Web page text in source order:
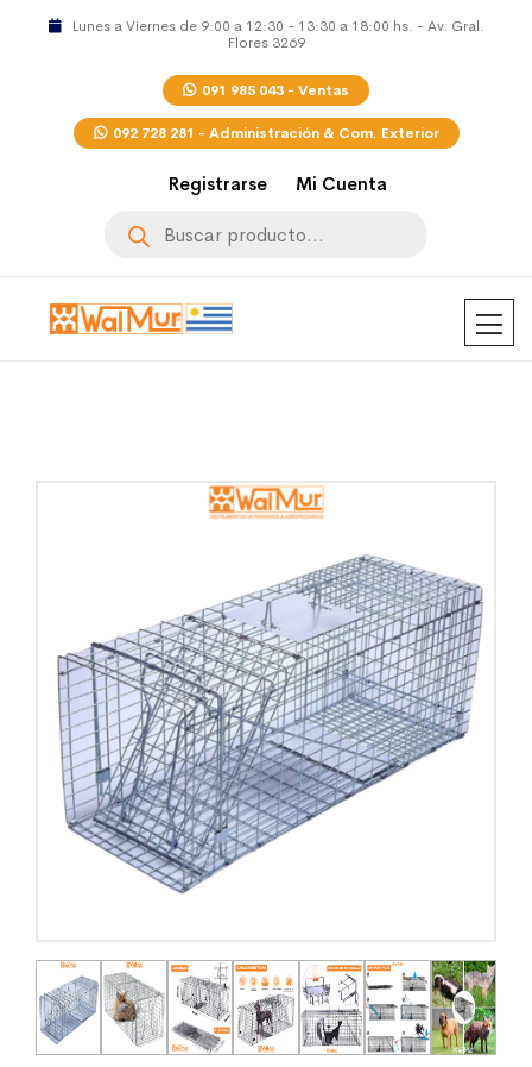
Lunes a Viernes de 9:00 a 12:30 - 13:30 a 18:00 hs. - Av. Gral.
Flores 3269
091 985 043 - Ventas
092 728 281 - Administración & Com. Exterior
Registrarse Mi Cuenta